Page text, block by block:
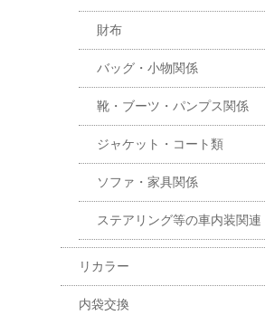
財布
バッグ・小物関係
靴・ブーツ・パンプス関係
ジャケット・コート類
ソファ・家具関係
ステアリング等の車内装関連
リカラー
内袋交換